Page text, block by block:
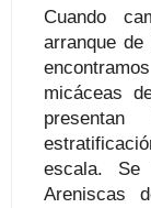
Cuando
arranque
micáceas
escala.
Areniscas